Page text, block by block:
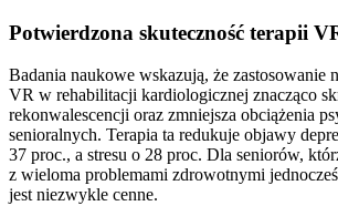
Potwierdzona skuteczność terapii
Badania naukowe wskazują, że zastosowanie
VR w rehabilitacji kardiologicznej znacząco
rekonwalescencji oraz zmniejsza obciążenia
senioralnych. Terapia ta redukuje objawy
37 proc., a stresu o 28 proc. Dla seniorów,
z wieloma problemami zdrowotnymi
jest niezwykle cenne.